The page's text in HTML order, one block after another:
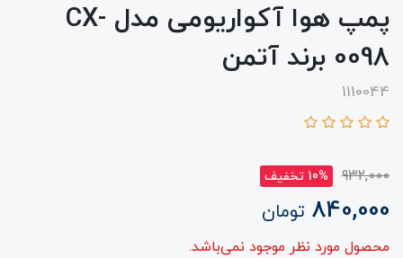
پمپ هوا آکواریومی مدل CX-
0098 برند آتمن
1110044
932,000 10% تخفیف
840,000 تومان
محصول مورد نظر موجود نمی‌باشد.